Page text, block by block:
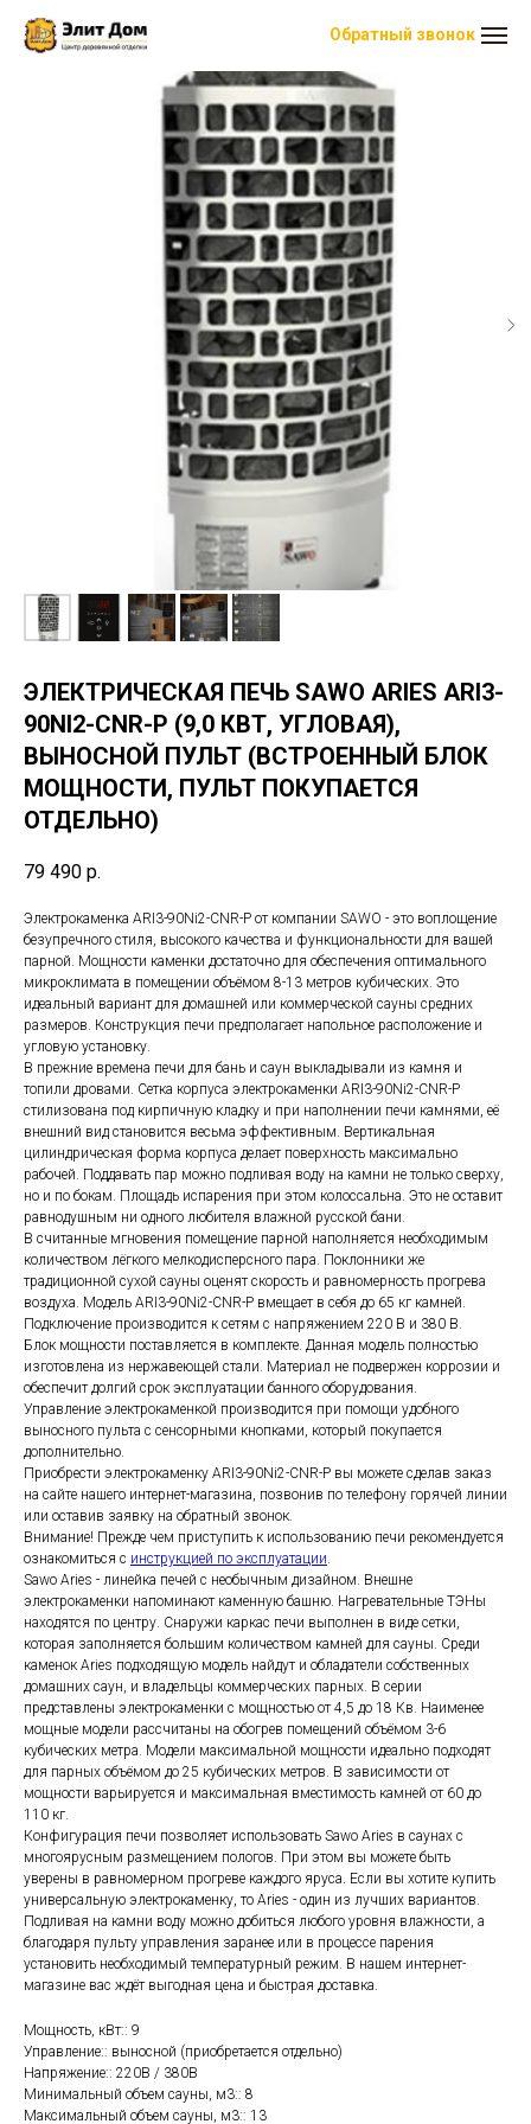
Обратный звонок
ЭЛЕКТРИЧЕСКАЯ ПЕЧЬ SAWO ARIES ARI3-
90NI2-CNR-P (9,0 КВТ, УГЛОВАЯ),
ВЫНОСНОЙ ПУЛЬТ (ВСТРОЕННЫЙ БЛОК
МОЩНОСТИ, ПУЛЬТ ПОКУПАЕТСЯ
ОТДЕЛЬНО)
79 490 р.
Электрокаменка ARI3-90Ni2-CNR-P от компании SAWO - это воплощение
безупречного стиля, высокого качества и функциональности для вашей
парной. Мощности каменки достаточно для обеспечения оптимального
микроклимата в помещении объёмом 8-13 метров кубических. Это
идеальный вариант для домашней или коммерческой сауны средних
размеров. Конструкция печи предполагает напольное расположение и
угловую установку.
В прежние времена печи для бань и саун выкладывали из камня и
топили дровами. Сетка корпуса электрокаменки ARI3-90Ni2-CNR-P
стилизована под кирпичную кладку и при наполнении печи камнями, её
внешний вид становится весьма эффективным. Вертикальная
цилиндрическая форма корпуса делает поверхность максимально
рабочей. Поддавать пар можно подливая воду на камни не только сверху,
но и по бокам. Площадь испарения при этом колоссальна. Это не оставит
равнодушным ни одного любителя влажной русской бани.
В считанные мгновения помещение парной наполняется необходимым
количеством лёгкого мелкодисперсного пара. Поклонники же
традиционной сухой сауны оценят скорость и равномерность прогрева
воздуха. Модель ARI3-90Ni2-CNR-P вмещает в себя до 65 кг камней.
Подключение производится к сетям с напряжением 220 В и 380 В.
Блок мощности поставляется в комплекте. Данная модель полностью
изготовлена из нержавеющей стали. Материал не подвержен коррозии и
обеспечит долгий срок эксплуатации банного оборудования.
Управление электрокаменкой производится при помощи удобного
выносного пульта с сенсорными кнопками, который покупается
дополнительно.
Приобрести электрокаменку ARI3-90Ni2-CNR-P вы можете сделав заказ
на сайте нашего интернет-магазина, позвонив по телефону горячей линии
или оставив заявку на обратный звонок.
Внимание! Прежде чем приступить к использованию печи рекомендуется
ознакомиться с инструкцией по эксплуатации.
Sawo Aries - линейка печей с необычным дизайном. Внешне
электрокаменки напоминают каменную башню. Нагревательные ТЭНы
находятся по центру. Снаружи каркас печи выполнен в виде сетки,
которая заполняется большим количеством камней для сауны. Среди
каменок Aries подходящую модель найдут и обладатели собственных
домашних саун, и владельцы коммерческих парных. В серии
представлены электрокаменки с мощностью от 4,5 до 18 Кв. Наименее
мощные модели рассчитаны на обогрев помещений объёмом 3-6
кубических метра. Модели максимальной мощности идеально подходят
для парных объёмом до 25 кубических метров. В зависимости от
мощности варьируется и максимальная вместимость камней от 60 до
110 кг.
Конфигурация печи позволяет использовать Sawo Aries в саунах с
многоярусным размещением пологов. При этом вы можете быть
уверены в равномерном прогреве каждого яруса. Если вы хотите купить
универсальную электрокаменку, то Aries - один из лучших вариантов.
Подливая на камни воду можно добиться любого уровня влажности, а
благодаря пульту управления заранее или в процессе парения
установить необходимый температурный режим. В нашем интернет-
магазине вас ждёт выгодная цена и быстрая доставка.
Мощность, кВт:: 9
Управление:: выносной (приобретается отдельно)
Напряжение:: 220В / 380В
Минимальный объем сауны, м3:: 8
Максимальный объем сауны, м3:: 13